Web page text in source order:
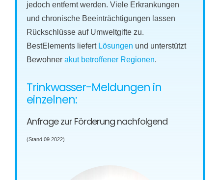
jedoch entfernt werden. Viele Erkrankungen
und chronische Beeinträchtigungen lassen
Rückschlüsse auf Umweltgifte zu.
BestElements liefert Lösungen und unterstützt
Bewohnerakut betroffener Regionen.
Trinkwasser-Meldungen in
einzelnen:
Anfrage zur Förderung nachfolgend
(Stand 09.2022)